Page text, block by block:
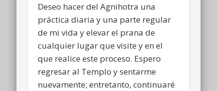
Deseo hacer del Agnihotra una
práctica diaria y una parte regular
de mi vida y elevar el prana de
cualquier lugar que visite y en el
que realice este proceso. Espero
regresar al Templo y sentarme
nuevamente; entretanto, continuaré